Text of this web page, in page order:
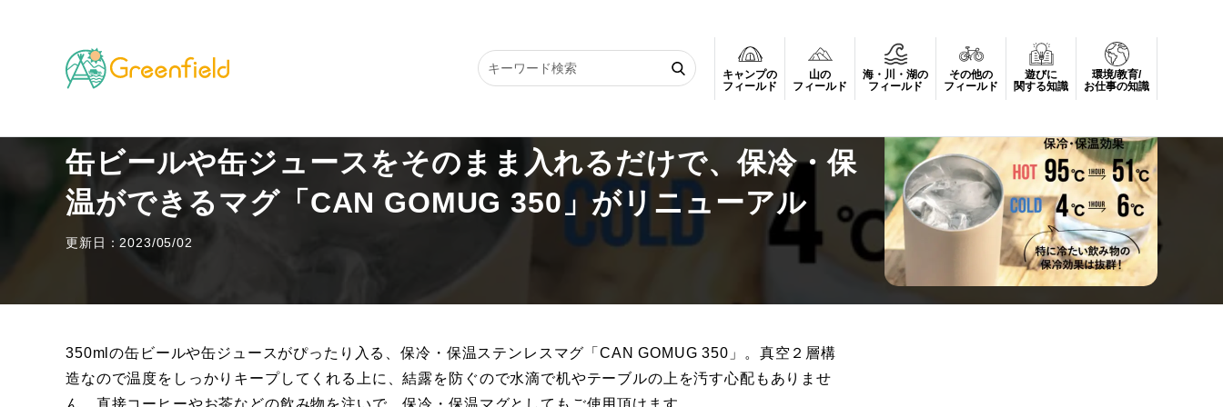
キャンプの
フィールド
山の
フィールド
海・川・湖の
フィールド
その他の
フィールド
遊びに
関する知識
環境/教育/
お仕事の知識
TOP キャンプのフィールド 缶ビールや缶ジュースをそのまま入れるだけで、保冷・保温ができるマグ「CAN GOMUG 350」がリニューアル
缶ビールや缶ジュースをそのまま入れるだけで、保冷・保
温ができるマグ「CAN GOMUG 350」がリニューアル
更新日：2023/05/02
350mlの缶ビールや缶ジュースがぴったり入る、保冷・保温ステンレスマグ「CAN GOMUG 350」。真空２層構
造なので温度をしっかりキープしてくれる上に、結露を防ぐので水滴で机やテーブルの上を汚す心配もありませ
ん。直接コーヒーやお茶などの飲み物を注いで、保冷・保温マグとしてもご使用頂けます。